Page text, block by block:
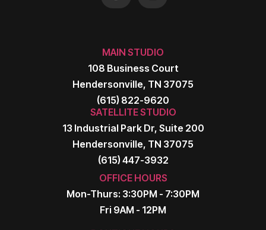
MAIN STUDIO
108 Business Court
Hendersonville, TN 37075
(615) 822-9620
SATELLITE STUDIO
13 Industrial Park Dr, Suite 200
Hendersonville, TN 37075
(615) 447-3932
OFFICE HOURS
Mon-Thurs: 3:30PM - 7:30PM
Fri 9AM - 12PM